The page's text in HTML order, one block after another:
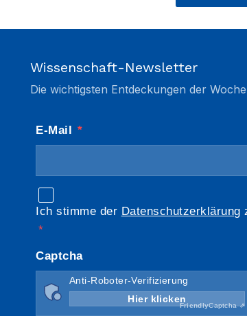
Wissenschaft-Newsletter
Die wichtigsten Entdeckungen der